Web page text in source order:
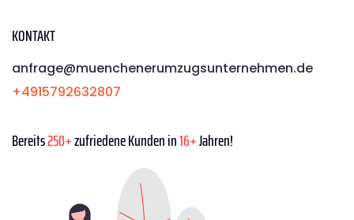
KONTAKT
anfrage@muenchenerumzugsunternehmen.de
+4915792632807
Bereits250+zufriedene Kunden in16+Jahren!